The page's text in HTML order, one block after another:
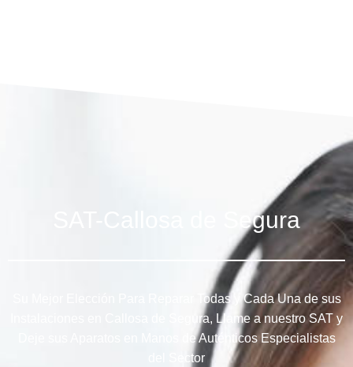
SAT-Callosa de Segura
Su Mejor Elección Para Reparar Todas y Cada Una de sus
Instalaciones en Callosa de Segura, Llame a nuestro SAT y
Deje sus Aparatos en Manos de Auténticos Especialistas
del Sector